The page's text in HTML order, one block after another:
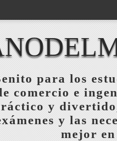
para los
comercio e
y
y las
mejor